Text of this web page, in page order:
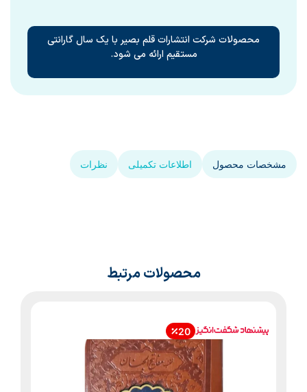
محصولات شرکت انتشارات قلم بصیر با یک سال گارانتی
مستقیم ارائه می شود.
مشخصات محصول اطلاعات تکمیلی نظرات
محصولات مرتبط
20